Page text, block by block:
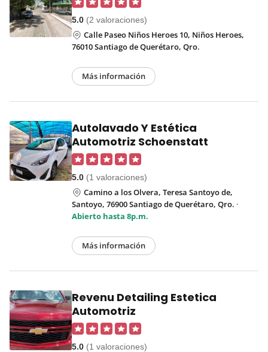
5.0 (2 valoraciones)
Calle Paseo Niños Heroes 10, Niños Heroes,
76010 Santiago de Querétaro, Qro.
Más información
Autolavado Y Estética
Automotriz Schoenstatt
5.0 (1 valoraciones)
Camino a los Olvera, Teresa Santoyo de,
Santoyo, 76900 Santiago de Querétaro, Qro. ·
Abierto hasta 8p.m.
Más información
Revenu Detailing Estetica
Automotriz
5.0 (1 valoraciones)